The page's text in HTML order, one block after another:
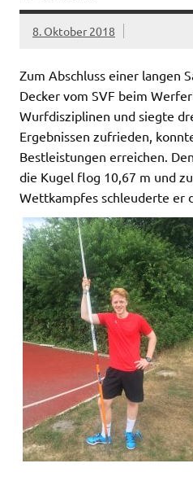
8. Oktober 2018
Zum Abschluss einer langen
Decker vom SVF beim
Wurfdisziplinen und siegte
Ergebnissen zufrieden,
Bestleistungen erreichen.
die Kugel flog 10,67 m und
Wettkampfes schleuderte er